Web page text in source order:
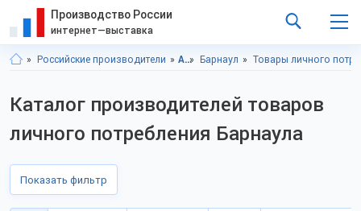
Производство России
интернет—выставка
Российские производители Алтайский край Барнаул Товары личного
Каталог производителей товаров
личного потребления Барнаула
Показать фильтр